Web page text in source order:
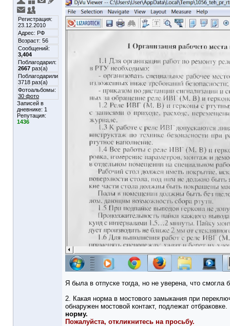
Регистрация:
23.12.2010
Адрес: РФ
Возраст: 56
Сообщений:
3,404
Поблагодарил:
2667 раз(а)
Поблагодарили
3718 раз(а)
Фотоальбомы:
30 фото
Записей в
дневнике: 1
Репутация:
1436
Я была в отпуске тогда, но не уверена, что смогла
2. Какая норма в мостового замыкания при
обнаружен мостовой контакт, подлежат
норму.
Пожалуйста, откликнитесь на просьбу.